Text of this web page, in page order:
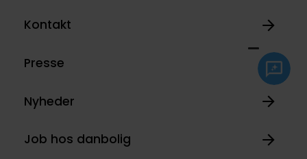
Kontakt
Presse
Nyheder
Job hos danbolig